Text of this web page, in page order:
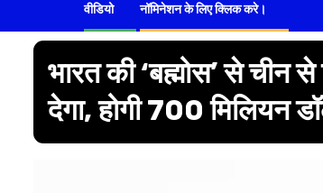
वीडियो नॉमिनेशन के लिए क्लिक करे।
भारत की ‘बह्मोस’ से चीन
देगा, होगी 700 मिलियन